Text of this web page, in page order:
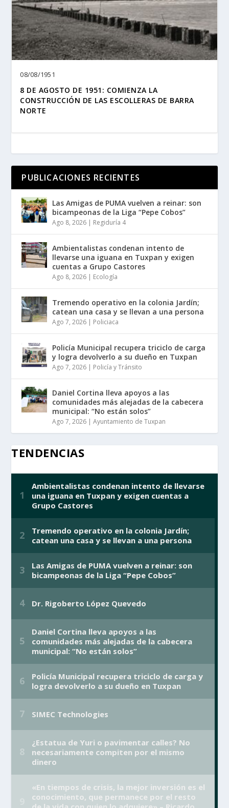
08/08/1951
8 DE AGOSTO DE 1951: COMIENZA LA
CONSTRUCCIÓN DE LAS ESCOLLERAS DE BARRA
NORTE
PUBLICACIONES RECIENTES
Las Amigas de PUMA vuelven a reinar: son
bicampeonas de la Liga “Pepe Cobos”
Ago 8, 2026 | Regiduría 4
Ambientalistas condenan intento de
llevarse una iguana en Tuxpan y exigen
cuentas a Grupo Castores
Ago 8, 2026 | Ecología
Tremendo operativo en la colonia Jardín;
catean una casa y se llevan a una persona
Ago 7, 2026 | Policiaca
Policía Municipal recupera triciclo de carga
y logra devolverlo a su dueño en Tuxpan
Ago 7, 2026 | Policía y Tránsito
Daniel Cortina lleva apoyos a las
comunidades más alejadas de la cabecera
municipal: “No están solos”
Ago 7, 2026 |Ayuntamiento de Tuxpan
TENDENCIAS